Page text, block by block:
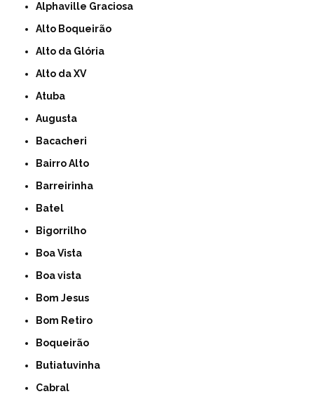
Alphaville Graciosa
Alto Boqueirão
Alto da Glória
Alto da XV
Atuba
Augusta
Bacacheri
Bairro Alto
Barreirinha
Batel
Bigorrilho
Boa Vista
Boa vista
Bom Jesus
Bom Retiro
Boqueirão
Butiatuvinha
Cabral